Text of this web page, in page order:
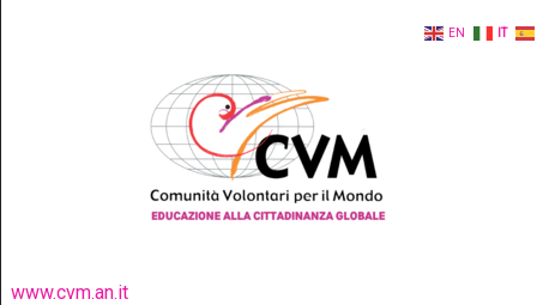
www.cvm.an.it
EN IT